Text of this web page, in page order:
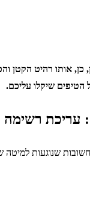
אותו רהיט
שיקלו עליכם.
שנוגעות